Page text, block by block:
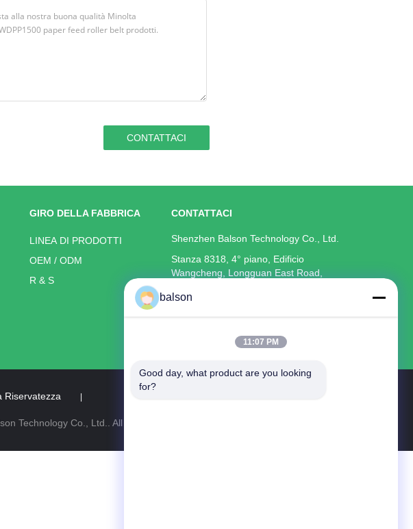
GIRO DELLA FABBRICA
LINEA DI PRODOTTI
OEM / ODM
R & S
CONTATTACI
Shenzhen Balson Technology Co., Ltd.
Stanza 8318, 4° piano, Edificio
Wangcheng, Longguan East Road,
Riservatezza
Technology Co., Ltd.. All Rights Reserved.
balson
11:07 PM
Good day, what product are you looking
for?